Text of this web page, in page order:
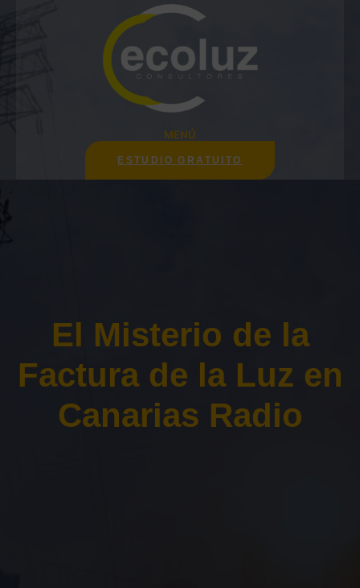
MENÚ
ESTUDIO GRATUITO
El Misterio de la
Factura de la Luz en
Canarias Radio